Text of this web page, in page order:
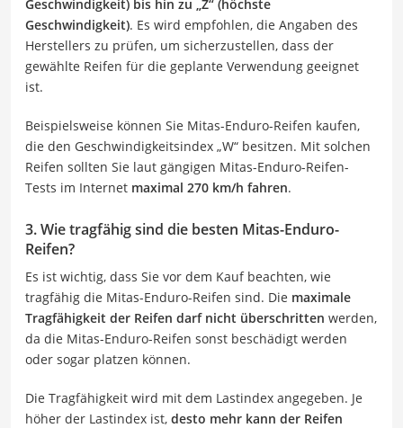
Geschwindigkeit) bis hin zu „Z“ (höchste
Geschwindigkeit). Es wird empfohlen, die Angaben des
Herstellers zu prüfen, um sicherzustellen, dass der
gewählte Reifen für die geplante Verwendung geeignet
ist.
Beispielsweise können Sie Mitas-Enduro-Reifen kaufen,
die den Geschwindigkeitsindex „W“ besitzen. Mit solchen
Reifen sollten Sie laut gängigen Mitas-Enduro-Reifen-
Tests im Internet maximal 270 km/h fahren.
3. Wie tragfähig sind die besten Mitas-Enduro-
Reifen?
Es ist wichtig, dass Sie vor dem Kauf beachten, wie
tragfähig die Mitas-Enduro-Reifen sind. Die maximale
Tragfähigkeit der Reifen darf nicht überschritten werden,
da die Mitas-Enduro-Reifen sonst beschädigt werden
oder sogar platzen können.
Die Tragfähigkeit wird mit dem Lastindex angegeben. Je
höher der Lastindex ist, desto mehr kann der Reifen